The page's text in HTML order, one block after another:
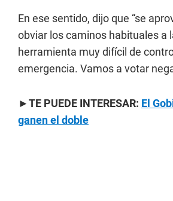
En ese sentido, dijo que “se
obviar los caminos habituales a
herramienta muy difícil de
emergencia. Vamos a votar
►TE PUEDE INTERESAR: El
ganen el doble